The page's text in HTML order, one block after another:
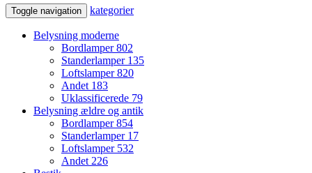
Toggle navigation kategorier
Belysning moderne
Bordlamper802
Standerlamper 135
Loftslamper820
Andet 183
Uklassificerede 79
Belysning ældre og antik
Bordlamper854
Standerlamper 17
Loftslamper 532
Andet226